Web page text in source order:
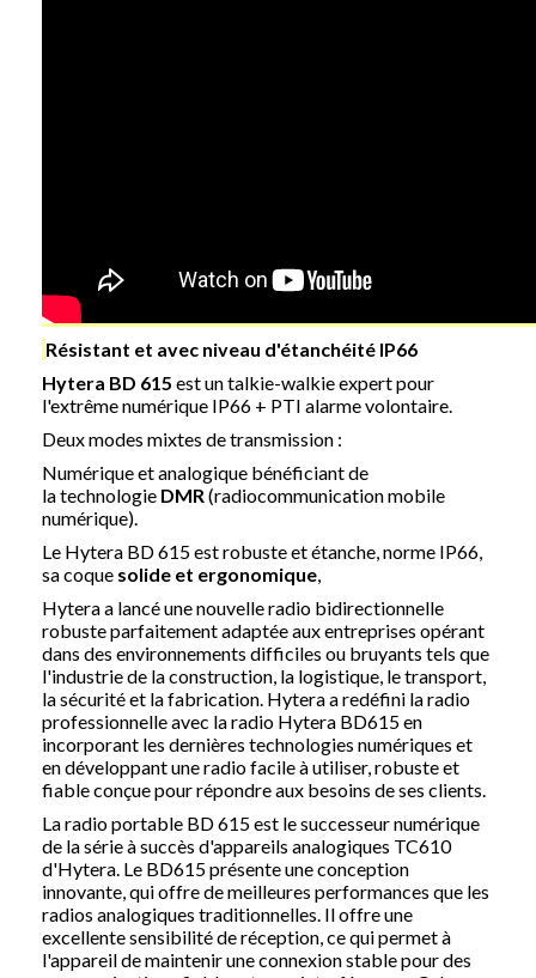
Résistant et avec niveau d'étanchéité IP66
Hytera BD 615 est un talkie-walkie expert pour
l'extrême numérique IP66 + PTI alarme volontaire.
Deux modes mixtes de transmission :
Numérique et analogique bénéficiant de
la technologie DMR(radiocommunication mobile
numérique).
Le Hytera BD 615 est robuste et étanche, norme IP66,
sa coque solide et ergonomique,
Hytera a lancé une nouvelle radio bidirectionnelle
robuste parfaitement adaptée aux entreprises opérant
dans des environnements difficiles ou bruyants tels que
l'industrie de la construction, la logistique, le transport,
la sécurité et la fabrication. Hytera a redéfini la radio
professionnelle avec la radio Hytera BD615en
incorporant les dernières technologies numériques et
en développant une radio facile à utiliser, robuste et
fiable conçue pour répondre aux besoins de ses clients.
Laradio portable BD 615 est le successeur numérique
de la série à succès d'appareils analogiques TC610
d'Hytera. Le BD615présente une conception
innovante, qui offre de meilleures performances que les
radios analogiques traditionnelles. Il offre une
excellente sensibilité de réception, ce qui permet à
l'appareil de maintenir une connexion stable pour des